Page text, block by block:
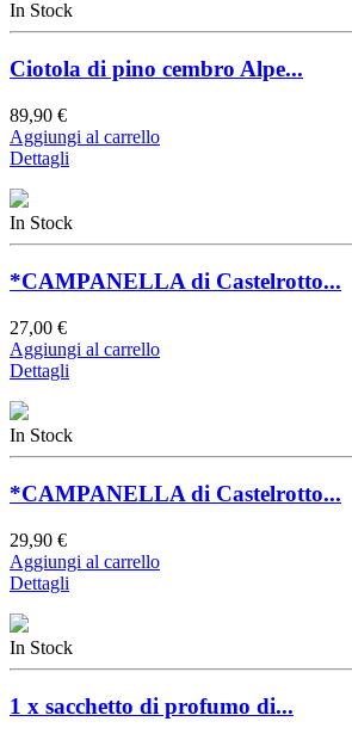
In Stock
Ciotola di pino cembro Alpe...
89,90 €
Aggiungi al carrello
Dettagli
In Stock
*CAMPANELLA di Castelrotto...
27,00 €
Aggiungi al carrello
Dettagli
In Stock
*CAMPANELLA di Castelrotto...
29,90 €
Aggiungi al carrello
Dettagli
In Stock
1 x sacchetto di profumo di...